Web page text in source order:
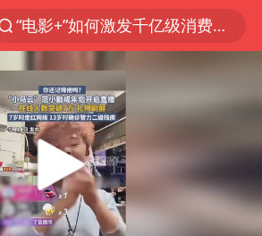
“电影+”如何激发千亿级消费新活力？
胡塞武装袭击也门政府军军营
台风白海豚中心风力增强
四川宜宾高县4.9级地震致1死
向鹏0-3不敌张本智和